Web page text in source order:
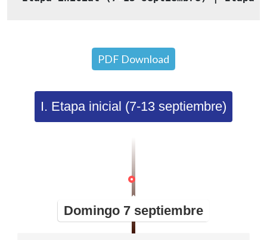
PDF Download
I. Etapa inicial (7-13 septiembre)
Domingo 7 septiembre